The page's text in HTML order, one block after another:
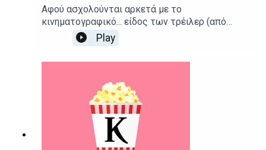
Αφού ασχολούνται αρκετά με το
κινηματογραφικό... είδος των τρέιλερ (από
«Οδύσσεια μέχρι Μπέλα Ταρ) ο Αιμίλιος
Χαρμπής και ο Κωνσταντίνος Γεωργόπουλος
επιμέλεια - Παρουσίαση: Αιμίλιος
ΧαρμπήςΕπιμέλεια παραγωγής: Urbi Productions
Play